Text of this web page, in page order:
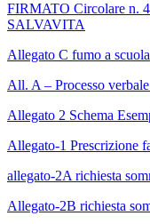
FIRMATO Circolare n.
SALVAVITA
Allegato C fumo a scuola
All. A – Processo
Allegato 2 Schema
Allegato-1 Prescrizione
allegato-2A richiesta
Allegato-2B richiesta